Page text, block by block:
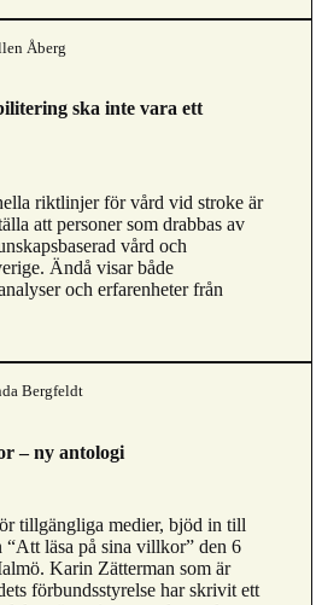
ska inte vara ett
riktlinjer för vård vid stroke är
att personer som drabbas av
vård och
Ändå visar både
och erfarenheter från
av:
Åberg
– ny antologi
tillgängliga medier, bjöd in till
läsa på sina villkor” den 6
Karin Zätterman som är
förbundsstyrelse har skrivit ett
av:
Bergfeldt